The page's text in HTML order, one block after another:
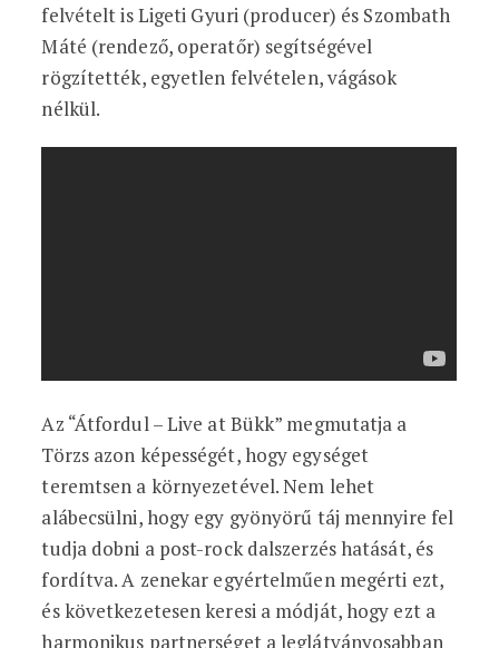
felvételt is Ligeti Gyuri (producer) és Szombath
Máté (rendező, operatőr) segítségével
rögzítették, egyetlen felvételen, vágások
nélkül.
Az “Átfordul – Live at Bükk” megmutatja a
Törzs azon képességét, hogy egységet
teremtsen a környezetével. Nem lehet
alábecsülni, hogy egy gyönyörű táj mennyire fel
tudja dobni a post-rock dalszerzés hatását, és
fordítva. A zenekar egyértelműen megérti ezt,
és következetesen keresi a módját, hogy ezt a
harmonikus partnerséget a leglátványosabban